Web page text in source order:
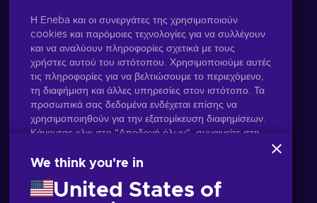
Ελληνικά
Η Eneba και οι συνεργάτες της χρησιμοποιούν
cookies και παρόμοιες τεχνολογίες για να συλλέγουν
και να αναλύουν πληροφορίες σχετικά με τους
χρήστες αυτού του ιστότοπου. Χρησιμοποιούμε αυτές
τις πληροφορίες για να βελτιώσουμε το περιεχόμενο,
τη διαφήμιση και άλλες υπηρεσίες στον ιστότοπο. Τα
προσωπικά σας δεδομένα ενδέχεται επίσης να
χρησιμοποιηθούν για την εξατομίκευση διαφημίσεων.
Κάνοντας κλικ στο "Αποδοχή όλων", συναινείτε στη
τους συνεργάτες της. Μπορείτε να προσαρμόσετε τη
"Προσαρμογή".
We think you're in
United States of